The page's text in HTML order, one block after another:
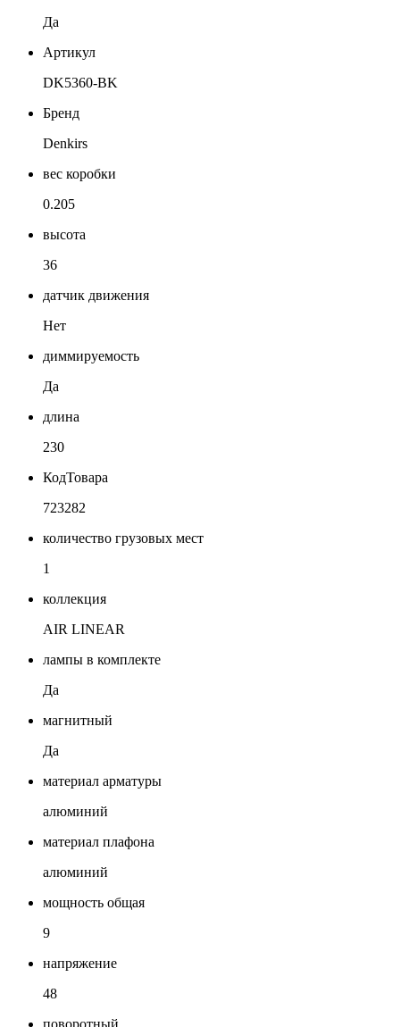
Да
Артикул
DK5360-BK
Бренд
Denkirs
вес коробки
0.205
высота
36
датчик движения
Нет
диммируемость
Да
длина
230
КодТовара
723282
количество грузовых мест
1
коллекция
AIR LINEAR
лампы в комплекте
Да
магнитный
Да
материал арматуры
алюминий
материал плафона
алюминий
мощность общая
9
напряжение
48
поворотный